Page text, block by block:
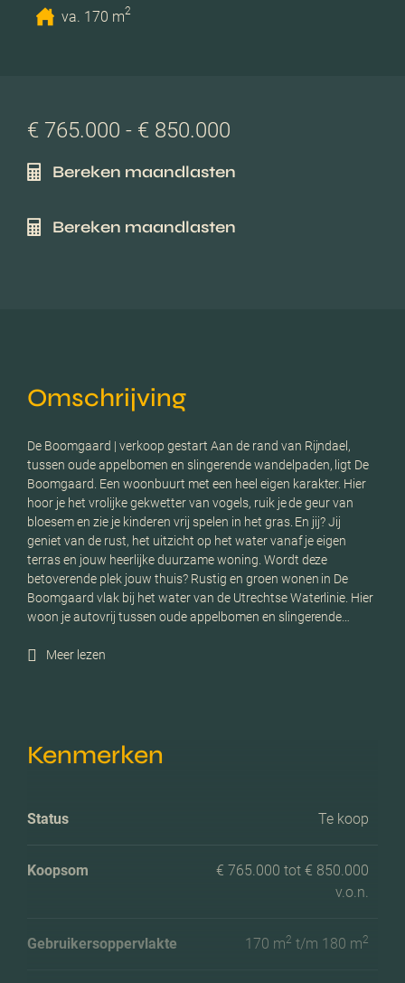
va. 170 m2
€ 765.000 - € 850.000
Bereken maandlasten
Bereken maandlasten
Omschrijving
De Boomgaard | verkoop gestart Aan de rand van Rijndael,
tussen oude appelbomen en slingerende wandelpaden, ligt De
Boomgaard. Een woonbuurt met een heel eigen karakter. Hier
hoor je het vrolijke gekwetter van vogels, ruik je de geur van
bloesem en zie je kinderen vrij spelen in het gras. En jij? Jij
geniet van de rust, het uitzicht op het water vanaf je eigen
terras en jouw heerlijke duurzame woning. Wordt deze
betoverende plek jouw thuis? Rustig en groen wonen in De
Boomgaard vlak bij het water van de Utrechtse Waterlinie. Hier
woon je autovrij tussen oude appelbomen en slingerende…
Meer lezen
Kenmerken
Status Te koop
Koopsom
€ 765.000 tot € 850.000
v.o.n.
Gebruikersoppervlakte 170 m2 t/m 180 m2